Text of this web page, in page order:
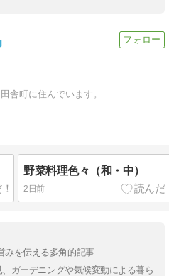
舎町に住んでいます。
野菜料理色々（和・中）
2日前
みを伝える多角的記事
ガーデニングや気候変動による暮ら